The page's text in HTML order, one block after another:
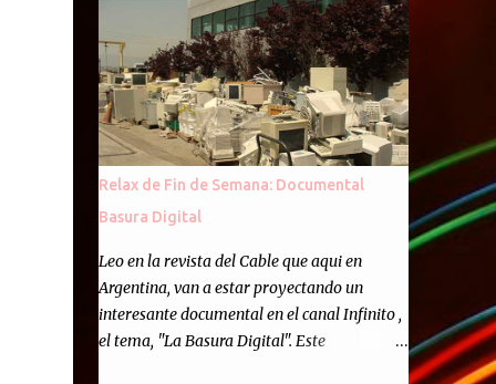
Cincuenta ocasiones para ponernos en
contacto con ustedes y contarles las noticias
de tecnología más importantes, desde
nuestra propia óptica: un punto de vista
independiente e informal.Para festejarlo, se
nos ocurrió que estemos todos juntos; y
cuando digo "todos" me refiero a toda la
semanario como panelista, y a ustedes. Por
eso se nos ocurrió la idea de emitir video en
vivo. La tarea no fué facil, hubo que
coordinar horarios, preparar el estudio,
configurar muchos programejos y hacer
Relax de Fin de Semana: Documental
Basura Digital
Leo en la revista del Cable que aqui en
Argentina, van a estar proyectando un
interesante documental en el canal Infinito ,
el tema, "La Basura Digital". Este